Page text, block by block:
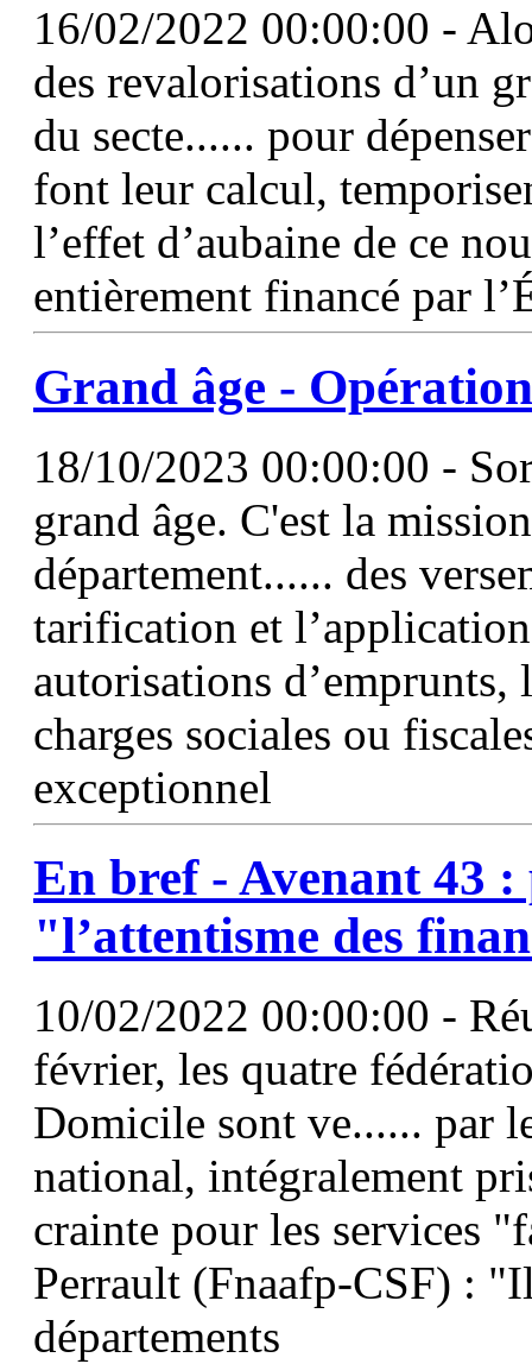
16/02/2022 00:00:00 -
des revalorisations d’un
du secte...... pour
font leur calcul,
l’effet d’aubaine de ce
entièrement financé par
Grand âge -
18/10/2023 00:00:00 -
grand âge. C'est la
département...... des
tarification et
autorisations d’emprunts,
charges sociales ou
exceptionnel
En bref - Avenant 43
"l’attentisme des
10/02/2022 00:00:00 -
février, les quatre
Domicile sont ve...... par
national, intégralement
crainte pour les services
Perrault (Fnaafp-CSF) :
départements